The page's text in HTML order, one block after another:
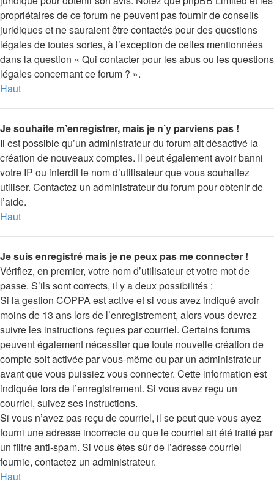
propriétaires de ce forum ne peuvent pas fournir de conseils
juridiques et ne sauraient être contactés pour des questions
légales de toutes sortes, à l’exception de celles mentionnées
dans la question « Qui contacter pour les abus ou les questions
légales concernant ce forum ? ».
Haut
Je souhaite m’enregistrer, mais je n’y parviens pas !
Il est possible qu’un administrateur du forum ait désactivé la
création de nouveaux comptes. Il peut également avoir banni
votre IP ou interdit le nom d’utilisateur que vous souhaitez
utiliser. Contactez un administrateur du forum pour obtenir de
l’aide.
Haut
Je suis enregistré mais je ne peux pas me connecter !
Vérifiez, en premier, votre nom d’utilisateur et votre mot de
passe. S’ils sont corrects, il y a deux possibilités :
Si la gestion COPPA est active et si vous avez indiqué avoir
moins de 13 ans lors de l’enregistrement, alors vous devrez
suivre les instructions reçues par courriel. Certains forums
peuvent également nécessiter que toute nouvelle création de
compte soit activée par vous-même ou par un administrateur
avant que vous puissiez vous connecter. Cette information est
indiquée lors de l’enregistrement. Si vous avez reçu un
courriel, suivez ses instructions.
Si vous n’avez pas reçu de courriel, il se peut que vous ayez
fourni une adresse incorrecte ou que le courriel ait été traité par
un filtre anti-spam. Si vous êtes sûr de l’adresse courriel
fournie, contactez un administrateur.
Haut